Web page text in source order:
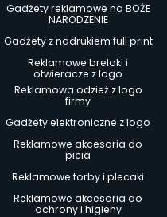
Gadżety reklamowe na BOŻE
NARODZENIE
Gadżety z nadrukiem full print
Reklamowe breloki i
otwieracze z logo
Reklamowa odzież z logo
firmy
Gadżety elektroniczne z logo
Reklamowe akcesoria do
picia
Reklamowe torby i plecaki
Reklamowe akcesoria do
ochrony i higieny